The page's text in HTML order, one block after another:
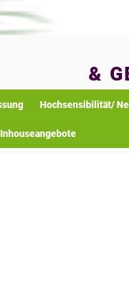
&
Hochsensibilität/